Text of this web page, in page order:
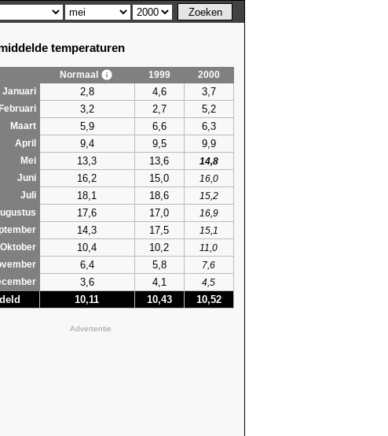
temperaturen
Normaal 1999
2000
Januari
2,8 4,6 3,7
Februari 3,2 2,7 5,2
Maart 5,9 6,6 6,3
April 9,4 9,5 9,9
Mei 13,3 13,6
14,8
Juni
16,2 15,0
16,0
Juli
18,1 18,6
15,2
17,6 17,0
16,9
14,3 17,5
15,1
Oktober
10,4 10,2
11,0
6,4 5,8
7,6
3,6 4,1 4,5
10,11 10,43 10,52
Advertentie